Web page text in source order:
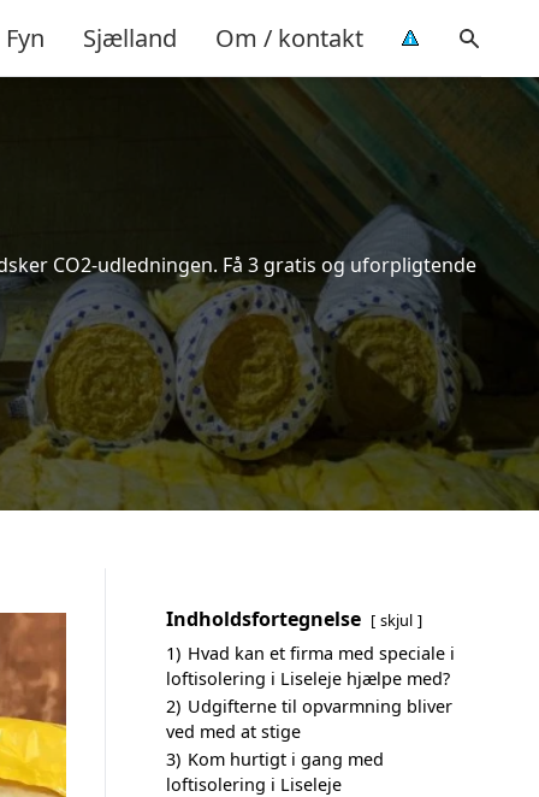
Fyn Sjælland Om / kontakt
CO2-udledningen. Få 3 gratis og uforpligtende
Indholdsfortegnelse skjul
1) Hvad kan et firma med speciale i
loftisolering i Liseleje hjælpe med?
2) Udgifterne til opvarmning bliver
ved med at stige
3) Kom hurtigt i gang med
loftisolering i Liseleje